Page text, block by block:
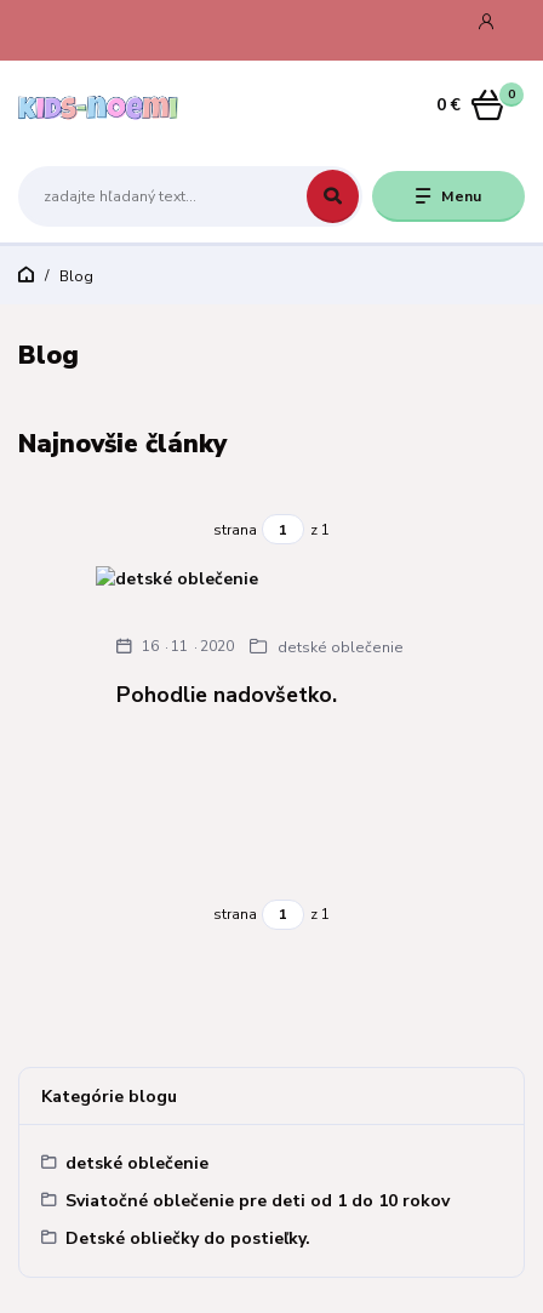
Menu
0
0 €
Blog
Kategórie blogu
detské oblečenie
Sviatočné oblečenie pre deti od 1 do 10 rokov
Detské obliečky do postieľky.
Blog
Najnovšie články
strana z 1
Pohodlie nadovšetko.
16 11 2020 detské oblečenie
strana z 1